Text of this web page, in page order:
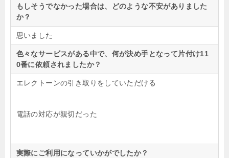
もしそうでなかった場合は、どのような不安がありました
か？
思いました
色々なサービスがある中で、何が決め手となって片付け11
0番に依頼されましたか？
エレクトーンの引き取りをしていただける
電話の対応が親切だった
実際にご利用になっていかがでしたか？